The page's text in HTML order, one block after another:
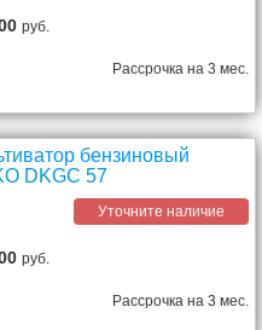
руб.
Рассрочка на 3 мес.
бензиновый
DKGC 57
Уточните наличие
руб.
Рассрочка на 3 мес.